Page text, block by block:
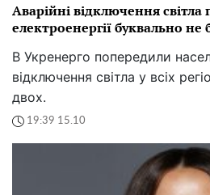
Аварійні відключення світла
електроенергії буквально не
В Укренерго попередили
відключення світла у всіх
двох.
19:39 15.10